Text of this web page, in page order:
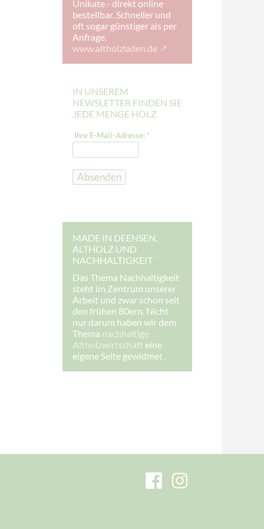
Unikate - direkt online
bestellbar. Schneller und
oft sogar günstiger als per
Anfrage.
www.altholzladen.de
IN UNSEREM
NEWSLETTER FINDEN SIE
JEDE MENGE HOLZ
h
e
-
A
d
r
e
s
e
:
Ihre E-Mail-Adresse: *
Absenden
MADE IN DEENSEN,
ALTHOLZ UND
NACHHALTIGKEIT
Das Thema Nachhaltigkeit
steht im Zentrum unserer
Arbeit und zwar schon seit
den frühen 80ern. Nicht
nur darum haben wir dem
Thema nachhaltige
Altholzwirtschaft eine
eigene Seite gewidmet .